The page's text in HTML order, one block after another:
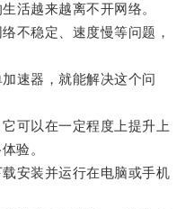
越来越离不开网络。
稳定、速度慢等问题，
速器，就能解决这个问
可以在一定程度上提升上
验。
安装并运行在电脑或手机